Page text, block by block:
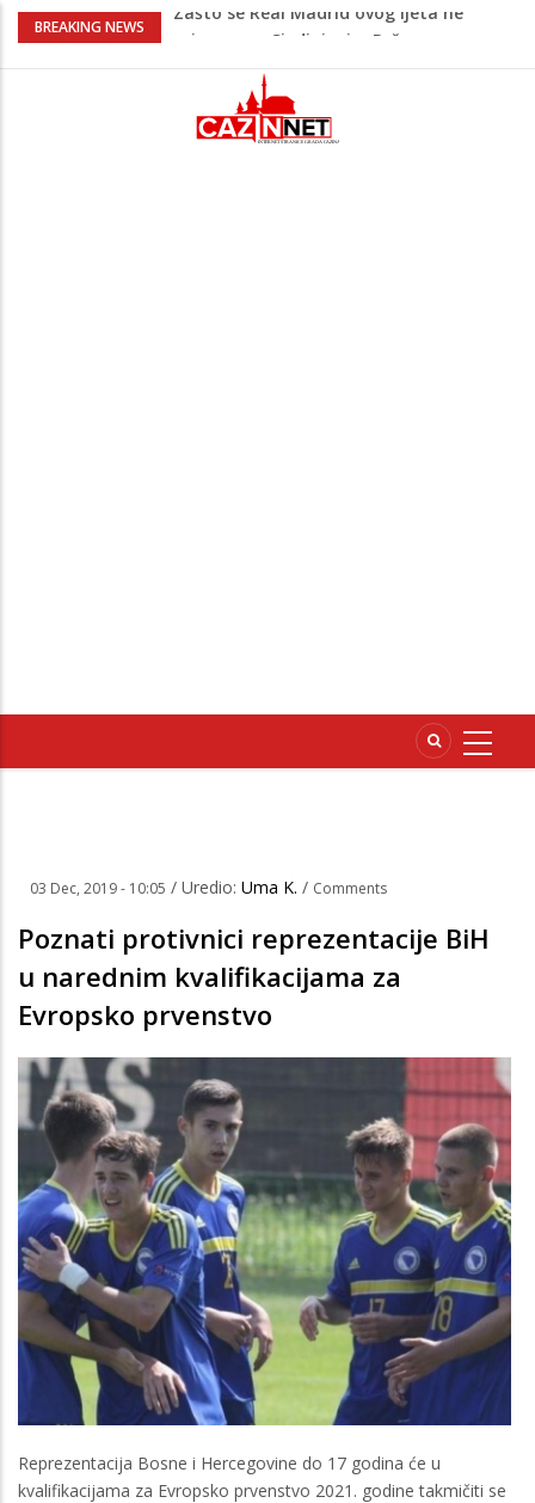
BREAKING NEWS
priprema u Sjedinjenim Državama
i narednih 15 dana
Na Ahiret preselio Pajazetović (Osman)
Natko zvani Mujo
03 Dec, 2019 - 10:05 / Uredio: Uma K. / Comments
Poznati protivnici reprezentacije BiH
u narednim kvalifikacijama za
Evropsko prvenstvo
Reprezentacija Bosne i Hercegovine do 17 godina će u
kvalifikacijama za Evropsko prvenstvo 2021. godine takmičiti se